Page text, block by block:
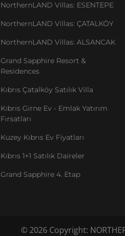
NorthernLAND Villas: ESENTEPE
NorthernLAND Villas: ÇATALKÖY
NorthernLAND Villas: ALSANCAK
Grand Sapphire Resort &
Residences
Kıbrıs Çatalköy Satılık Villa
Kıbrıs Girne Ev - Emlak Yatırım
Fırsatları
Kuzey Kıbrıs Ev Fiyatları
Kıbrıs 1+1 Satılık Daireler
Grand Sapphire 4. Etap
© 2026 Copyright: